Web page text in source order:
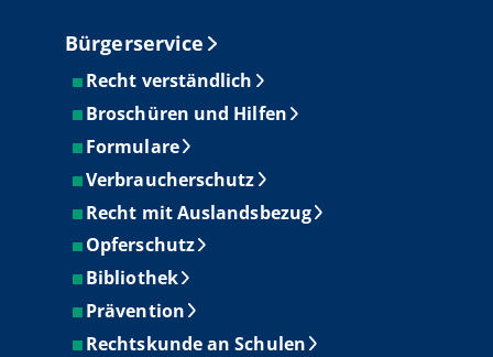
Bürgerservice
Recht verständlich
Broschüren und Hilfen
Formulare
Verbraucherschutz
Recht mit Auslandsbezug
Opferschutz
Bibliothek
Prävention
Rechtskunde an Schulen